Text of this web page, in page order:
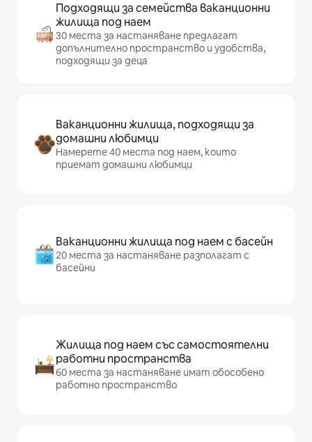
Подходящи за семейства ваканционни
жилища под наем
30 места за настаняване предлагат
допълнително пространство и удобства,
подходящи за деца
Ваканционни жилища, подходящи за
домашни любимци
Намерете 40 места под наем, които
приемат домашни любимци
Ваканционни жилища под наем с басейн
20 места за настаняване разполагат с
басейни
Жилища под наем със самостоятелни
работни пространства
60 места за настаняване имат обособено
работно пространство